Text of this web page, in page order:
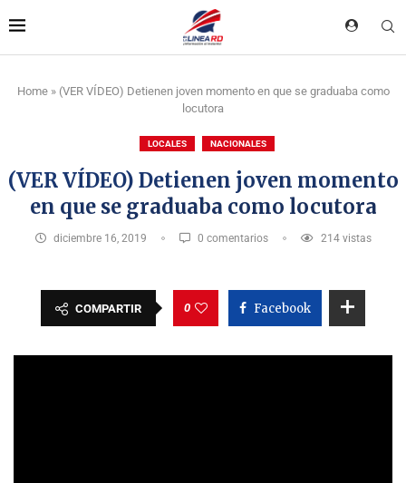
Home» (VER VÍDEO) Detienen joven momento en que se graduaba como
locutora
LOCALES NACIONALES
(VER VÍDEO) Detienen joven momento
en que se graduaba como locutora
diciembre 16, 2019 0 comentarios 214vistas
COMPARTIR 0 Facebook